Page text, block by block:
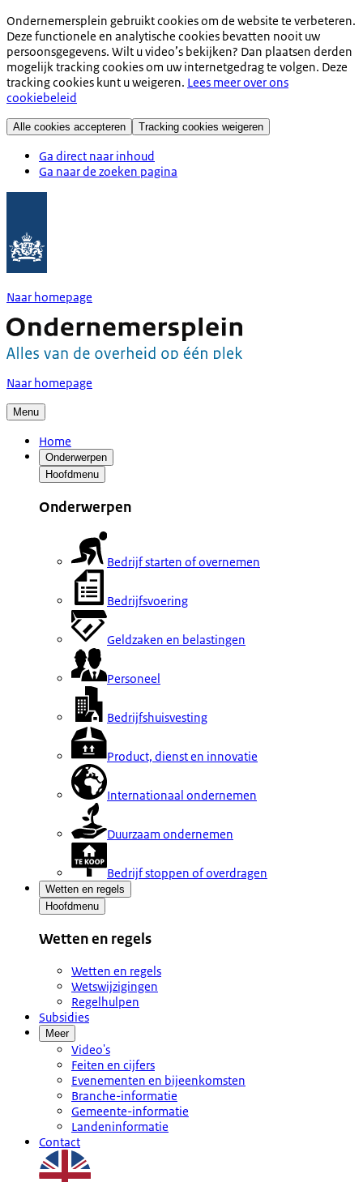
Ondernemersplein gebruikt cookies om de website te verbeteren.
Deze functionele en analytische cookies bevatten nooit uw
persoonsgegevens. Wilt u video’s bekijken? Dan plaatsen derden
mogelijk tracking cookies om uw internetgedrag te volgen. Deze
tracking cookies kunt u weigeren. Lees meer over ons
cookiebeleid
Alle cookies accepteren Tracking cookies weigeren
Ga direct naar inhoud
Ga naar de zoeken pagina
Naar homepage
Naar homepage
Menu
Home
Onderwerpen
Hoofdmenu
Onderwerpen
Bedrijf starten of overnemen
Bedrijfsvoering
Geldzaken en belastingen
Personeel
Bedrijfshuisvesting
Product, dienst en innovatie
Internationaal ondernemen
Duurzaam ondernemen
Bedrijf stoppen of overdragen
Wetten en regels
Hoofdmenu
Wetten en regels
Wetten en regels
Wetswijzigingen
Regelhulpen
Subsidies
Meer
Video's
Feiten en cijfers
Evenementen en bijeenkomsten
Branche-informatie
Gemeente-informatie
Landeninformatie
Contact